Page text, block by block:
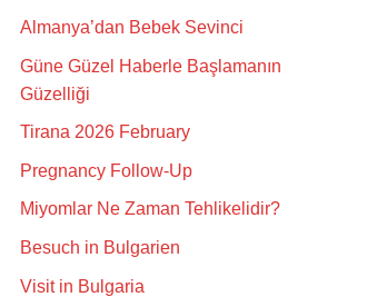
Almanya’dan Bebek Sevinci
Güne Güzel Haberle Başlamanın
Güzelliği
Tirana 2026 February
Pregnancy Follow-Up
Miyomlar Ne Zaman Tehlikelidir?
Besuch in Bulgarien
Visit in Bulgaria